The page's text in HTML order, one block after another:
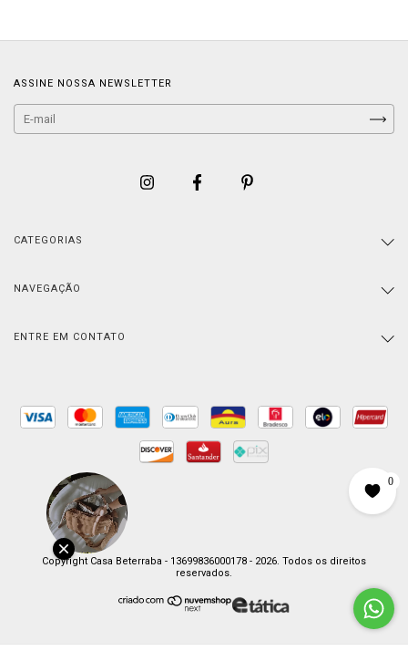
ASSINE NOSSA NEWSLETTER
CATEGORIAS
NAVEGAÇÃO
ENTRE EM CONTATO
Copyright Casa Beterraba - 13699836000178 - 2026. Todos os direitos
reservados.
0